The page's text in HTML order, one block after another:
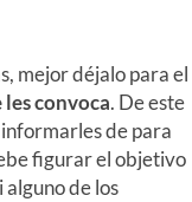
mejor déjalo para el
convoca. De este
de para
figurar el objetivo
de los